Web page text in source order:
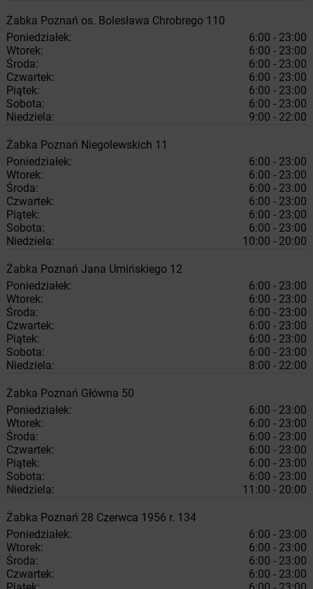
Żabka Poznań os. Bolesława Chrobrego 110
Poniedziałek:
6:00 - 23:00
Wtorek:
6:00 - 23:00
Środa:
6:00 - 23:00
Czwartek:
6:00 - 23:00
Piątek:
6:00 - 23:00
Sobota:
6:00 - 23:00
Niedziela:
9:00 - 22:00
Żabka Poznań Niegolewskich 11
Poniedziałek:
6:00 - 23:00
Wtorek:
6:00 - 23:00
Środa:
6:00 - 23:00
Czwartek:
6:00 - 23:00
Piątek:
6:00 - 23:00
Sobota:
6:00 - 23:00
Niedziela:
10:00 - 20:00
Żabka Poznań Jana Umińskiego 12
Poniedziałek:
6:00 - 23:00
Wtorek:
6:00 - 23:00
Środa:
6:00 - 23:00
Czwartek:
6:00 - 23:00
Piątek:
6:00 - 23:00
Sobota:
6:00 - 23:00
Niedziela:
8:00 - 22:00
Żabka Poznań Główna 50
Poniedziałek:
6:00 - 23:00
Wtorek:
6:00 - 23:00
Środa:
6:00 - 23:00
Czwartek:
6:00 - 23:00
Piątek:
6:00 - 23:00
Sobota:
6:00 - 23:00
Niedziela:
11:00 - 20:00
Żabka Poznań 28 Czerwca 1956 r. 134
Poniedziałek:
6:00 - 23:00
Wtorek:
6:00 - 23:00
Środa:
6:00 - 23:00
Czwartek:
6:00 - 23:00